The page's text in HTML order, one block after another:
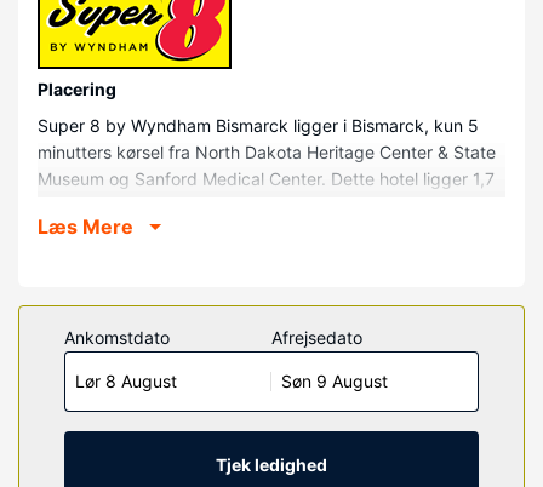
Placering
Super 8 by Wyndham Bismarck ligger i Bismarck, kun 5
minutters kørsel fra North Dakota Heritage Center & State
Museum og Sanford Medical Center. Dette hotel ligger 1,7
Governor's Mansion.
Føl dig hjemme i et af de 60 aircondition-afkølede
værelser, der indeholder køleskab og mikrobølgeovn. Et tv
med kabelkanaler sørger for underholdningen. Værelset
har et privat badeværelse med en kombination af
bruser/badekar samt gratis toiletartikler og hårtørrer.
Faciliteter inkluderer pengeskabe og skriveborde, og
rengøring udføres dagligt.
Læs Mere
Ankomstdato
Lør 8 August
Afrejsedato
Søn 9 August
Tjek ledighed